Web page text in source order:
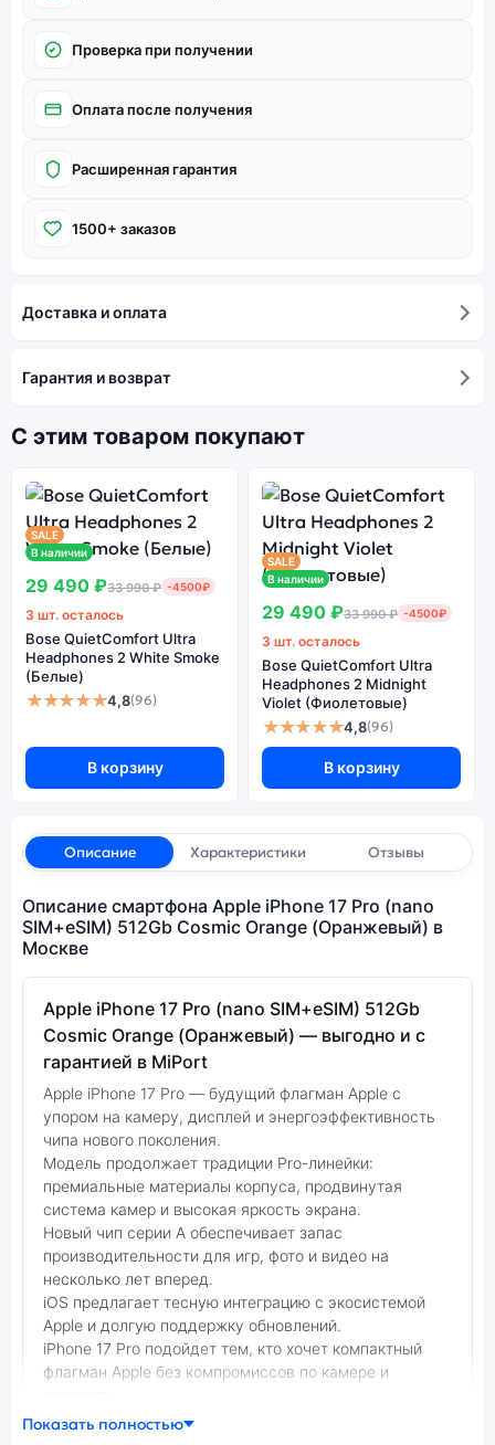
Проверка при получении
Оплата после получения
Расширенная гарантия
1500+ заказов
Доставка и оплата
Гарантия и возврат
С этим товаром покупают
SALE
В наличии
29 490 ₽33 990 ₽ -4500₽
3 шт. осталось
Bose QuietComfort Ultra
Headphones 2 White Smoke
(Белые)
★★★★★4,8(96)
В корзину
SALE
В наличии
29 490 ₽33 990 ₽ -4500₽
3 шт. осталось
Bose QuietComfort Ultra
Headphones 2 Midnight
Violet (Фиолетовые)
★★★★★4,8(96)
В корзину
Описание Характеристики Отзывы
Описание смартфона Apple iPhone 17 Pro (nano
SIM+eSIM) 512Gb Cosmic Orange (Оранжевый) в
Москве
Apple iPhone 17 Pro (nano SIM+eSIM) 512Gb
Cosmic Orange (Оранжевый) — выгодно и с
гарантией в MiPort
Apple iPhone 17 Pro — будущий флагман Apple с
упором на камеру, дисплей и энергоэффективность
чипа нового поколения.
Модель продолжает традиции Pro-линейки:
премиальные материалы корпуса, продвинутая
система камер и высокая яркость экрана.
Новый чип серии A обеспечивает запас
производительности для игр, фото и видео на
несколько лет вперед.
iOS предлагает тесную интеграцию с экосистемой
Apple и долгую поддержку обновлений.
iPhone 17 Pro подойдет тем, кто хочет компактный
флагман Apple без компромиссов по камере и
Фото модели Apple iPhone 17 Pro
Показать полностью